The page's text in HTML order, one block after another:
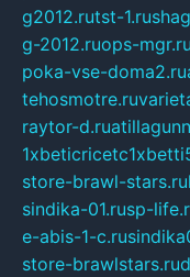
g2012.rutst-1.ru
g-2012.ruops-mgr.ru
poka-vse-doma2.ru
tehosmotre.ru
raytor-d.ru
store-brawl-stars.ru
sindika-01.rusp-
e-abis-1-c.ru
store-brawlstars.ru